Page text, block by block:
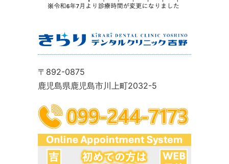
〒892-0875
鹿児島県鹿児島市川上町2032-5